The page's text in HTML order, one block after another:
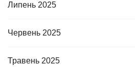
Липень 2025
Червень 2025
Травень 2025